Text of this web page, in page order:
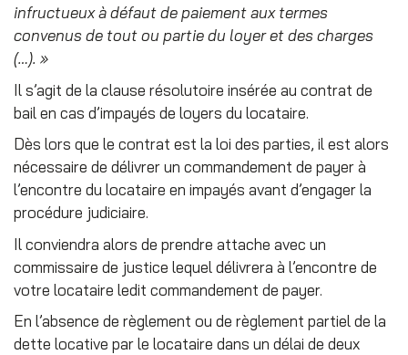
infructueux à défaut de paiement aux termes
convenus de tout ou partie du loyer et des charges
(…). »
Il s’agit de la clause résolutoire insérée au contrat de
bail en cas d’impayés de loyers du locataire.
Dès lors que le contrat est la loi des parties, il est alors
nécessaire de délivrer un commandement de payer à
l’encontre du locataire en impayés avant d’engager la
procédure judiciaire.
Il conviendra alors de prendre attache avec un
commissaire de justice lequel délivrera à l’encontre de
votre locataire ledit commandement de payer.
En l’absence de règlement ou de règlement partiel de la
dette locative par le locataire dans un délai de deux